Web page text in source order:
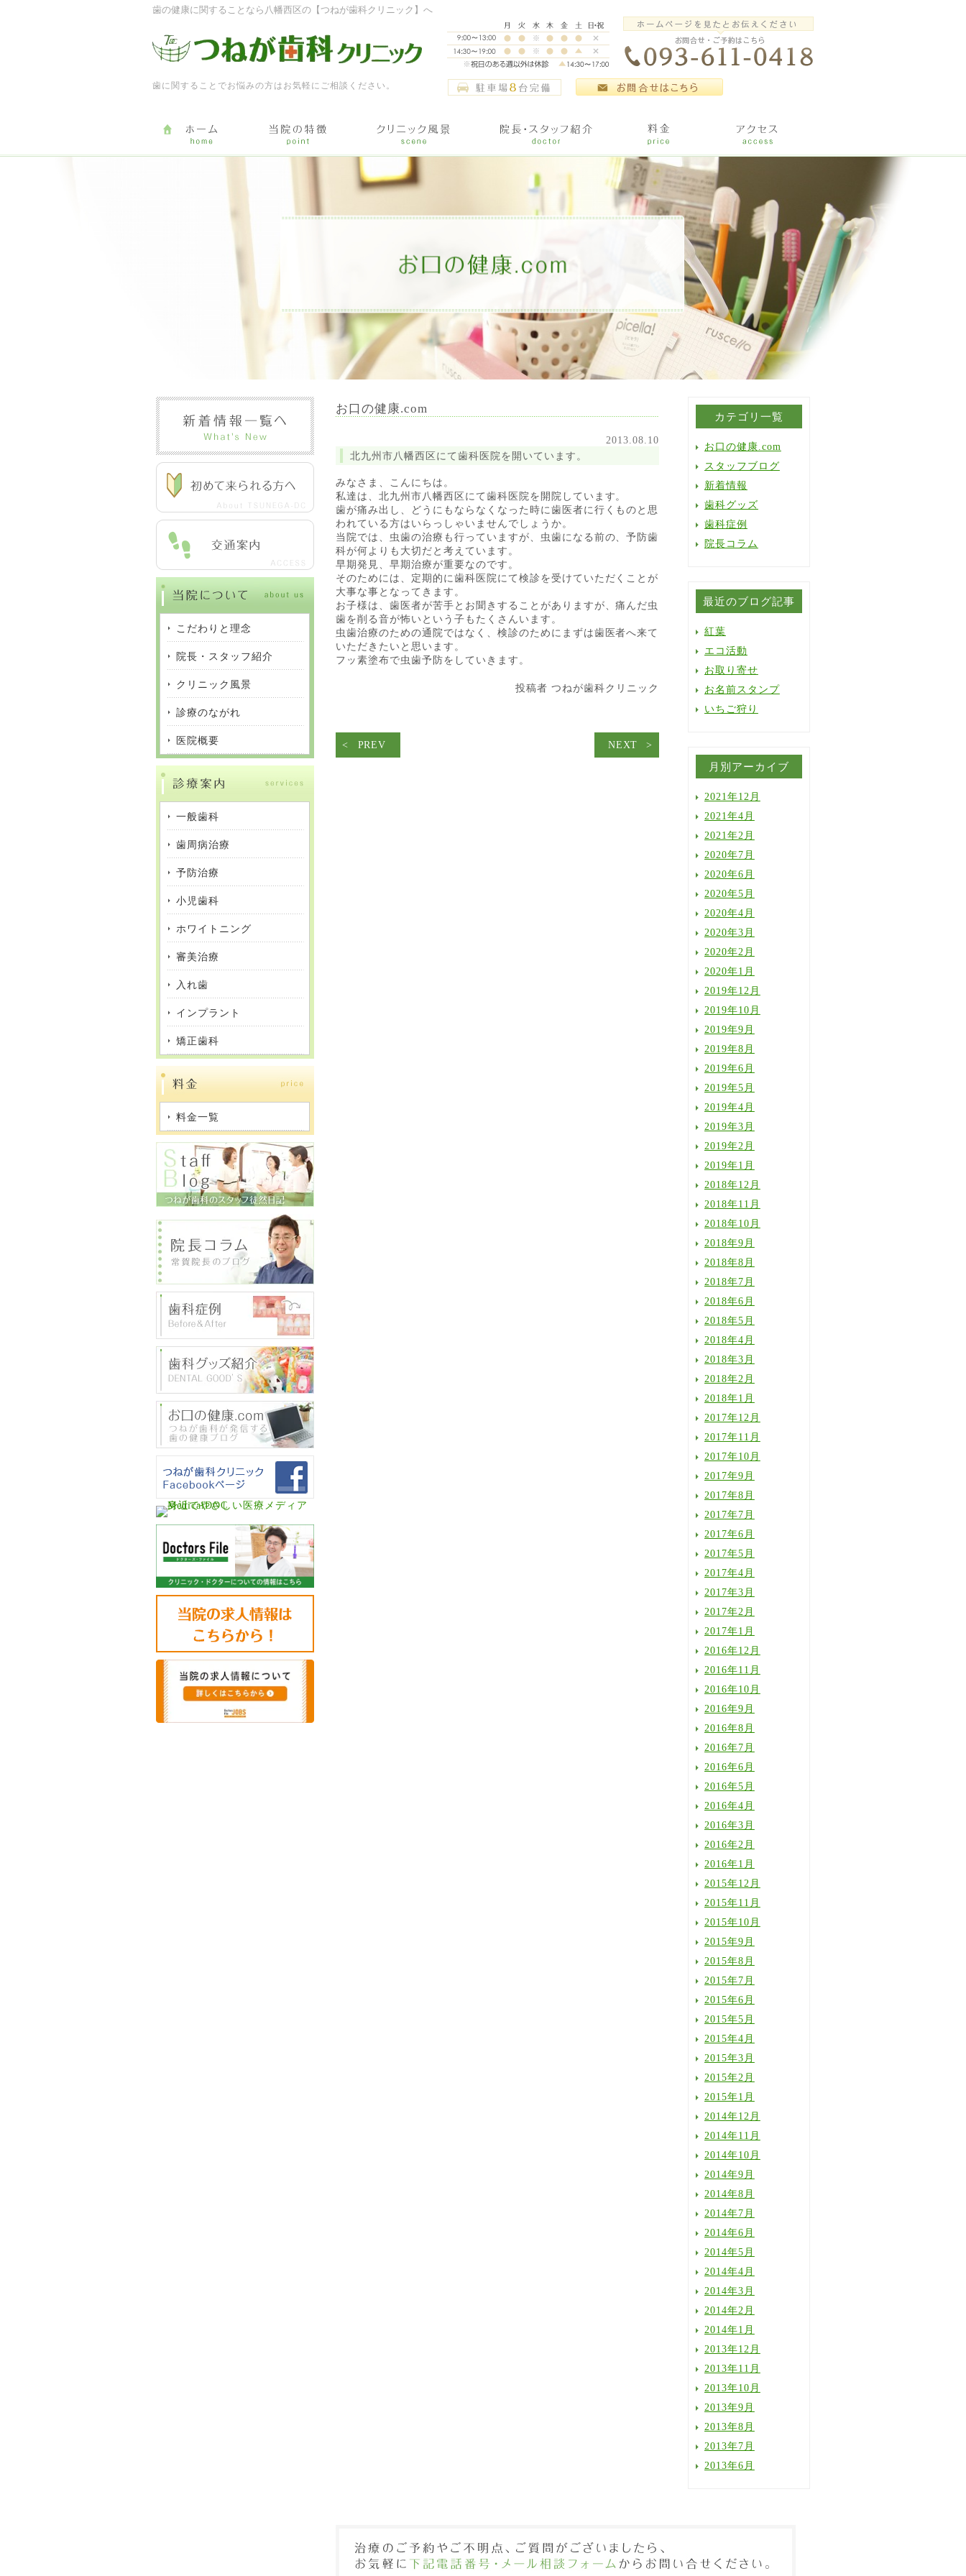
歯の健康に関することなら八幡西区の【つねが歯科クリニック】へ
歯に関することでお悩みの方はお気軽にご相談ください。
お口の健康.com
2013.08.10
北九州市八幡西区にて歯科医院を開いています。
みなさま、こんにちは。
私達は、北九州市八幡西区にて歯科医院を開院しています。
歯が痛み出し、どうにもならなくなった時に歯医者に行くものと思
われている方はいらっしゃいませんでしょうか。
当院では、虫歯の治療も行っていますが、虫歯になる前の、予防歯
科が何よりも大切だと考えています。
早期発見、早期治療が重要なのです。
そのためには、定期的に歯科医院にて検診を受けていただくことが
大事な事となってきます。
お子様は、歯医者が苦手とお聞きすることがありますが、痛んだ虫
歯を削る音が怖いという子もたくさんいます。
虫歯治療のための通院ではなく、検診のためにまずは歯医者へ来て
いただきたいと思います。
フッ素塗布で虫歯予防をしていきます。
投稿者 つねが歯科クリニック
PREV NEXT
カテゴリ一覧
お口の健康.com
スタッフブログ
新着情報
歯科グッズ
歯科症例
院長コラム
最近のブログ記事
紅葉
エコ活動
お取り寄せ
お名前スタンプ
いちご狩り
月別アーカイブ
2021年12月
2021年4月
2021年2月
2020年7月
2020年6月
2020年5月
2020年4月
2020年3月
2020年2月
2020年1月
2019年12月
2019年10月
2019年9月
2019年8月
2019年6月
2019年5月
2019年4月
2019年3月
2019年2月
2019年1月
2018年12月
2018年11月
2018年10月
2018年9月
2018年8月
2018年7月
2018年6月
2018年5月
2018年4月
2018年3月
2018年2月
2018年1月
2017年12月
2017年11月
2017年10月
2017年9月
2017年8月
2017年7月
2017年6月
2017年5月
2017年4月
2017年3月
2017年2月
2017年1月
2016年12月
2016年11月
2016年10月
2016年9月
2016年8月
2016年7月
2016年6月
2016年5月
2016年4月
2016年3月
2016年2月
2016年1月
2015年12月
2015年11月
2015年10月
2015年9月
2015年8月
2015年7月
2015年6月
2015年5月
2015年4月
2015年3月
2015年2月
2015年1月
2014年12月
2014年11月
2014年10月
2014年9月
2014年8月
2014年7月
2014年6月
2014年5月
2014年4月
2014年3月
2014年2月
2014年1月
2013年12月
2013年11月
2013年10月
2013年9月
2013年8月
2013年7月
2013年6月
こだわりと理念
院長・スタッフ紹介
クリニック風景
診療のながれ
医院概要
一般歯科
歯周病治療
予防治療
小児歯科
ホワイトニング
審美治療
入れ歯
インプラント
矯正歯科
料金一覧